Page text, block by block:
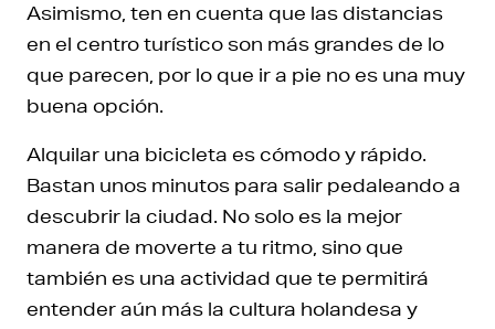
Asimismo, ten en cuenta que las distancias
en el centro turístico son más grandes de lo
que parecen, por lo que ir a pie no es una muy
buena opción.
Alquilar una bicicleta es cómodo y rápido.
Bastan unos minutos para salir pedaleando a
descubrir la ciudad. No solo es la mejor
manera de moverte a tu ritmo, sino que
también es una actividad que te permitirá
entender aún más la cultura holandesa y